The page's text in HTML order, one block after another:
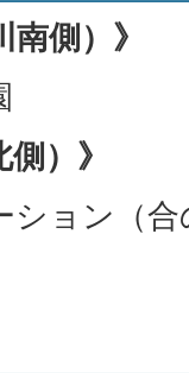
側）》
）》
ション（